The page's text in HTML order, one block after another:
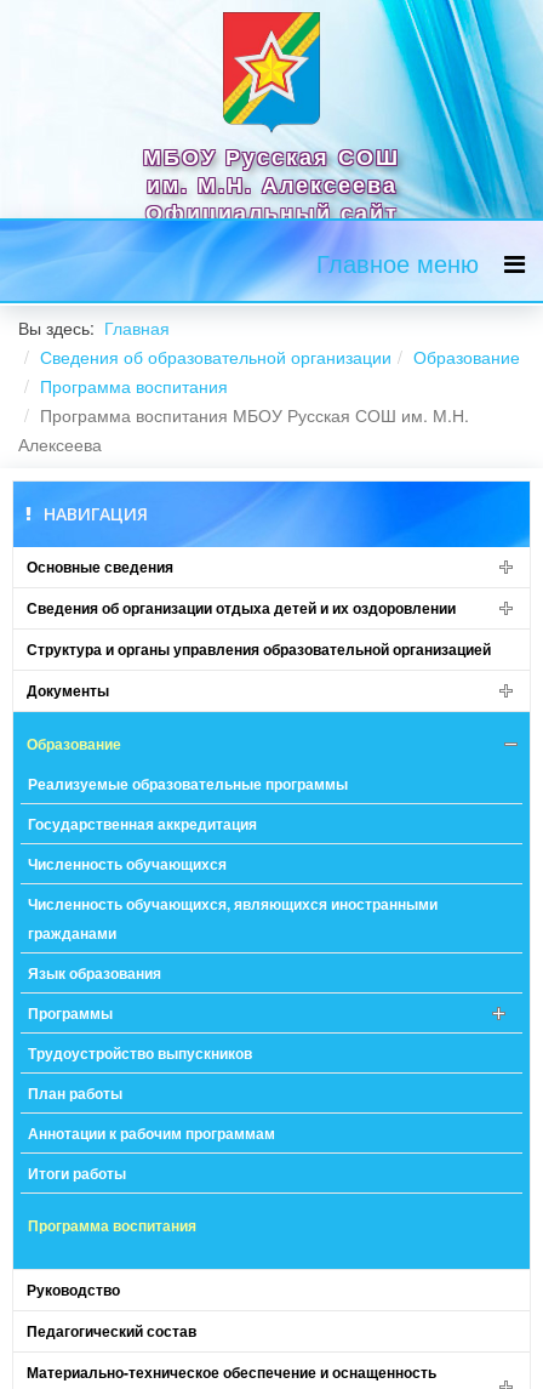
МБОУ Русская СОШ
им. М.Н. Алексеева
Официальный сайт
Главное меню
Вы здесь: Главная
Сведения об образовательной организации
Образование
Программа воспитания
Программа воспитания МБОУ Русская СОШ им. М.Н.
Алексеева
НАВИГАЦИЯ
Основные сведения
Сведения об организации отдыха детей и их оздоровлении
Структура и органы управления образовательной организацией
Документы
Образование
Реализуемые образовательные программы
Государственная аккредитация
Численность обучающихся
Численность обучающихся, являющихся иностранными
гражданами
Язык образования
Программы
Трудоустройство выпускников
План работы
Аннотации к рабочим программам
Итоги работы
Программа воспитания
Руководство
Педагогический состав
Материально-техническое обеспечение и оснащенность